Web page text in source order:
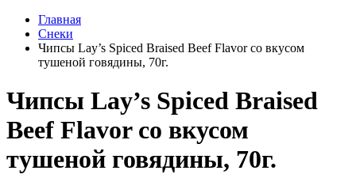
Главная
Снеки
Чипсы Lay’s Spiced Braised Beef Flavor со вкусом
тушеной говядины, 70г.
Чипсы Lay’s Spiced Braised
Beef Flavor со вкусом
тушеной говядины, 70г.